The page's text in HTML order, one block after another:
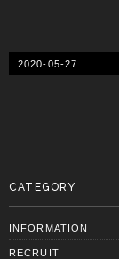
2020-05-27
CATEGORY
INFORMATION
RECRUIT